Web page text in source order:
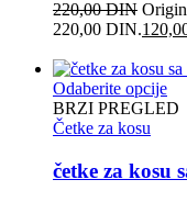
220,00DIN
220,00 DIN.
Odaberite opcije
BRZI PREGLED
Četke za kosu
četke za kosu